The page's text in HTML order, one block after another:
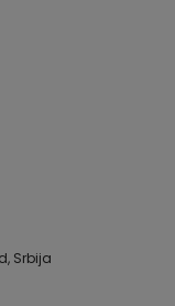
Srbija